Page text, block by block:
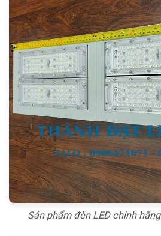
Sản phẩm đèn LED chính